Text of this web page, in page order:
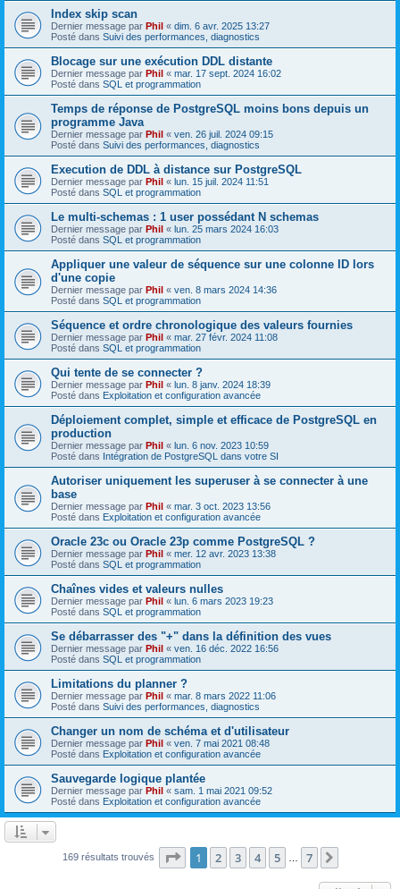
Index skip scan
Dernier message par Phil « dim. 6 avr. 2025 13:27
Posté dans Suivi des performances, diagnostics
Blocage sur une exécution DDL distante
Dernier message par Phil « mar. 17 sept. 2024 16:02
Posté dans SQL et programmation
Temps de réponse de PostgreSQL moins bons depuis un
programme Java
Dernier message par Phil « ven. 26 juil. 2024 09:15
Posté dans Suivi des performances, diagnostics
Execution de DDL à distance sur PostgreSQL
Dernier message par Phil « lun. 15 juil. 2024 11:51
Posté dans SQL et programmation
Le multi-schemas : 1 user possédant N schemas
Dernier message par Phil « lun. 25 mars 2024 16:03
Posté dans SQL et programmation
Appliquer une valeur de séquence sur une colonne ID lors
d'une copie
Dernier message par Phil « ven. 8 mars 2024 14:36
Posté dans SQL et programmation
Séquence et ordre chronologique des valeurs fournies
Dernier message par Phil « mar. 27 févr. 2024 11:08
Posté dans SQL et programmation
Qui tente de se connecter ?
Dernier message par Phil « lun. 8 janv. 2024 18:39
Posté dans Exploitation et configuration avancée
Déploiement complet, simple et efficace de PostgreSQL en
production
Dernier message par Phil « lun. 6 nov. 2023 10:59
Posté dans Intégration de PostgreSQL dans votre SI
Autoriser uniquement les superuser à se connecter à une
base
Dernier message par Phil « mar. 3 oct. 2023 13:56
Posté dans Exploitation et configuration avancée
Oracle 23c ou Oracle 23p comme PostgreSQL ?
Dernier message par Phil « mer. 12 avr. 2023 13:38
Posté dans SQL et programmation
Chaînes vides et valeurs nulles
Dernier message par Phil « lun. 6 mars 2023 19:23
Posté dans SQL et programmation
Se débarrasser des "+" dans la définition des vues
Dernier message par Phil « ven. 16 déc. 2022 16:56
Posté dans SQL et programmation
Limitations du planner ?
Dernier message par Phil « mar. 8 mars 2022 11:06
Posté dans Suivi des performances, diagnostics
Changer un nom de schéma et d'utilisateur
Dernier message par Phil « ven. 7 mai 2021 08:48
Posté dans Exploitation et configuration avancée
Sauvegarde logique plantée
Dernier message par Phil « sam. 1 mai 2021 09:52
Posté dans Exploitation et configuration avancée
169 résultats trouvés Page 1sur7
1 2 3 4 5 7